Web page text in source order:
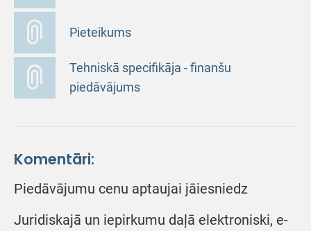
Pieteikums
Tehniskā specifikāja - finanšu
piedāvājums
Komentāri:
Piedāvājumu cenu aptaujai jāiesniedz
Juridiskajā un iepirkumu daļā elektroniski, e-